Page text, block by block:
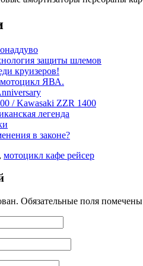
защиты шлемов
круизеров!
мотоцикл ЯВА.
/ Kawasaki ZZR 1400
легенда
в законе?
, мотоцикл кафе рейсер
Обязательные поля